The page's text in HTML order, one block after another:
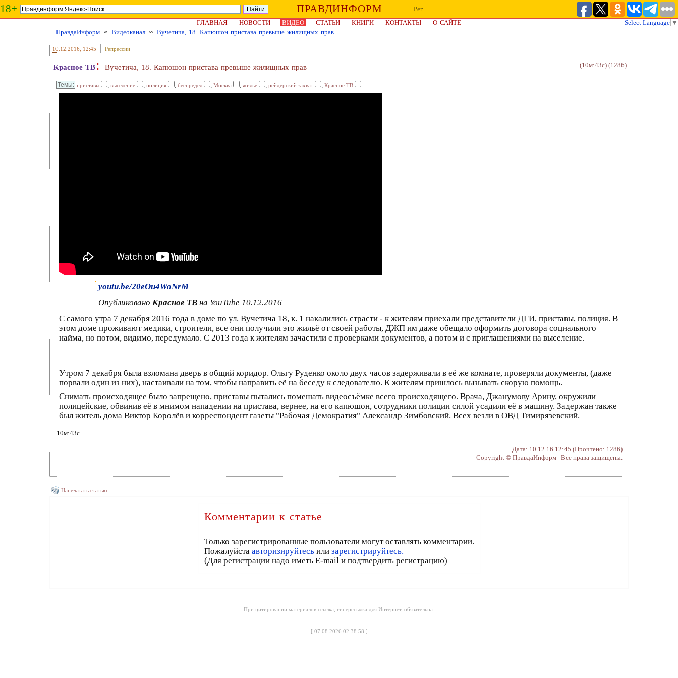
18+ ПРАВДИНФОРМ
Рег
ГЛАВНАЯ
НОВОСТИ ВИДЕО СТАТЬИ КНИГИ КОНТАКТЫ О САЙТЕ Select Language ▼
ПравдаИнформ ≈ Видеоканал ≈ Вучетича, 18. Капюшон пристава превыше жилищных прав
10.12.2016 , 12:45 Репрессии
Красное ТВ: Вучетича, 18. Капюшон пристава превыше жилищных прав (10м:43с) (1286)
приставы , выселение , полиция , беспредел , Москва , жильё , рейдерский захват , Красное ТВ
youtu.be/20eOu4WoNrM
Опубликовано Красное ТВ на YouTube 10.12.2016
С самого утра 7 декабря 2016 года в доме по ул. Вучетича 18, к. 1 накалились страсти - к жителям приехали представители ДГИ, приставы, полиция. В
этом доме проживают медики, строители, все они получили это жильё от своей работы, ДЖП им даже обещало оформить договора социального
найма, но потом, видимо, передумало. С 2013 года к жителям зачастили с проверками документов, а потом и с приглашениями на выселение.
Утром 7 декабря была взломана дверь в общий коридор. Ольгу Руденко около двух часов задерживали в её же комнате, проверяли документы, (даже
порвали один из них), настаивали на том, чтобы направить её на беседу к следователю. К жителям пришлось вызывать скорую помощь.
Снимать происходящее было запрещено, приставы пытались помешать видеосъёмке всего происходящего. Врача, Джанумову Арину, окружили
полицейские, обвинив её в мнимом нападении на пристава, вернее, на его капюшон, сотрудники полиции силой усадили её в машину. Задержан также
был житель дома Виктор Королёв и корреспондент газеты "Рабочая Демократия" Александр Зимбовский. Всех везли в ОВД Тимирязевский.
10м:43с
Дата: 10.12.16 12:45 (Прочтено: 1286)
Copyright © ПравдаИнформ Все права защищены.
Напечатать статью
Комментарии к статье
Только зарегистрированные пользователи могут оставлять комментарии.
Пожалуйста авторизируйтесь или зарегистрируйтесь.
(Для регистрации надо иметь E-mail и подтвердить регистрацию)
При цитировании материалов ссылка, гиперссылка для Интернет, обязательна.
[ 07.08.2026 02:38:58 ]